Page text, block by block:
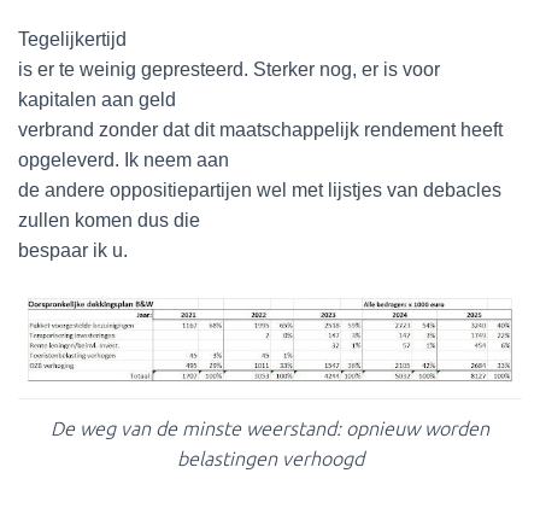
Tegelijkertijd
is er te weinig gepresteerd. Sterker nog, er is voor
kapitalen aan geld
verbrand zonder dat dit maatschappelijk rendement heeft
opgeleverd. Ik neem aan
de andere oppositiepartijen wel met lijstjes van debacles
zullen komen dus die
bespaar ik u.
De weg van de minste weerstand: opnieuw worden
belastingen verhoogd